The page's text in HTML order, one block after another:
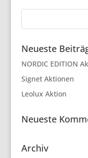
Neueste
NORDIC EDITION
Signet Aktionen
Leolux Aktion
Neueste
Archiv